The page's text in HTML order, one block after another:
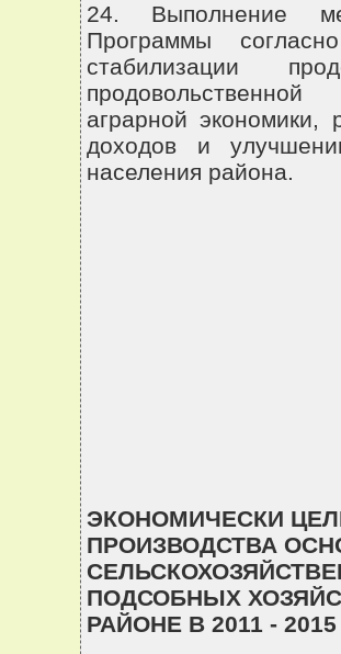
24. Выполнение
Программы
стабилизации
аграрной экономики,
доходов и
населения района.
ЭКОНОМИЧЕСКИ
ПРОИЗВОДСТВА
ПОДСОБНЫХ
РАЙОНЕ В 2011 -